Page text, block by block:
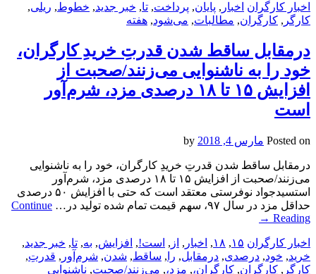
اخبار کارگران اخبار , پایان, پرداخت, تا, خبر جدید, خطوط, ریلی,
کارگر , کارگران, مطالبات, می‌شود, هفته
درمقابل ساقط شدن قدرتِ خریدِ کارگران،
خود را به ناشنوایی می‌زنند/صحبت از
افزایش ۱۵ تا ۱۸ درصدی مزد، شرم‌آور
است
Posted on مارس 4, 2018
درمقابل ساقط شدن قدرتِ خریدِ کارگران، خود را به ناشنوایی
می‌زنند/صحبت از افزایش ۱۵ تا ۱۸ درصدی مزد، شرم‌آور
استسیدجواد نوفرستی معتقد است که حتی با افزایش ۵۰ درصدی
حداقل مزد در سال ۹۷، سهم قیمت تمام شده تولید در…
Continue
Reading
→
اخبار کارگران ۱۵, ۱۸, اخبار , از , است!, افزایش, به, تا, خبر جدید,
خرید, خود, درصدی, درمقابل, را , ساقط, شدن, شرم‌آور , قدرتِ,
کارگر , کارگران, کارگران،, مزد،, می‌زنند/صحبت, ناشنوایی